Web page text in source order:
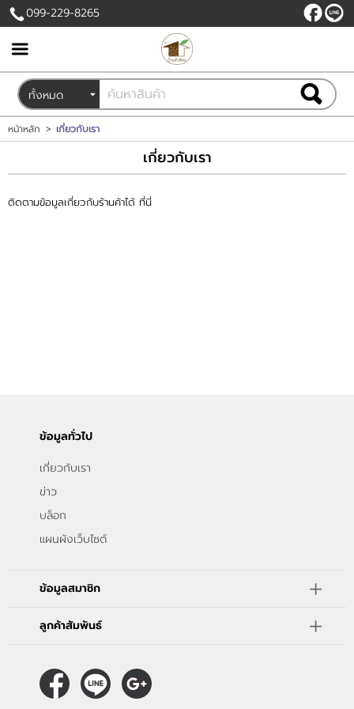
เข้าสู่ระบบ สมัครสมาชิก
สินค้าที่สนใจ( 0 )
สินค้า
099-229-8265
หน้าหลัก > เกี่ยวกับเรา
เกี่ยวกับเรา
ติดตามข้อมูลเกี่ยวกับร้านค้าได้ ที่นี่
ข้อมูลทั่วไป
เกี่ยวกับเรา
ข่าว
บล็อก
แผนผังเว็บไซต์
ข้อมูลสมาชิก
ลูกค้าสัมพันธ์